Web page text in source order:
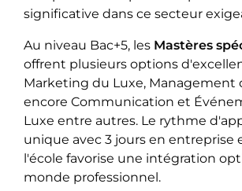
significative dans ce secteur
Au niveau Bac+5, les Mastères
offrent plusieurs options
Marketing du Luxe, Management
encore Communication et
Luxe entre autres. Le rythme
unique avec 3 jours en entreprise
l'école favorise une intégration
monde professionnel.